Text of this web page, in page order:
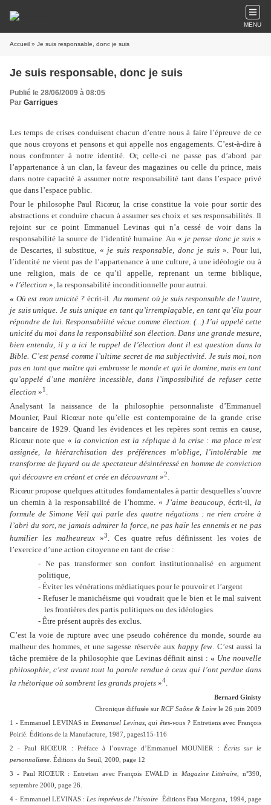
MENU
Accueil » Je suis responsable, donc je suis
Je suis responsable, donc je suis
Publié le 28/06/2009 à 08:05
Par Garrigues
Les temps de crises conduisent chacun d’entre nous à faire l’épreuve de ce
que nous croyons et pensons et qui appelle nos engagements. C’est-à-dire à
nous confronter à notre identité. Or, celle-ci ne passe pas d’abord par
l’appartenance à un clan, la faveur des magazines ou celle du prince, mais
dans notre capacité à assumer notre responsabilité tant dans l’espace privé
que dans l’espace public.
Pour le philosophe Paul Ricœur, la crise constitue la voie pour sortir des
abstractions et conduire chacun à assumer ses choix et ses responsabilités. Il
rejoint sur ce point Emmanuel Levinas qui n’a cessé de voir dans la
responsabilité la source de l’identité humaine. Au « je pense donc je suis»
de Descartes, il substitue, « je suis responsable, donc je suis». Pour lui,
l’identité ne vient pas de l’appartenance à une culture, à une idéologie ou à
une religion, mais de ce qu’il appelle, reprenant un terme biblique,
« l’élection », la responsabilité inconditionnelle pour autrui.
« Où est mon unicité ? écrit-il.Au moment où je suis responsable de l’autre,
je suis unique. Je suis unique en tant qu’irremplaçable, en tant qu’élu pour
répondre de lui. Responsabilité vécue comme élection. (...) J’ai appelé cette
unicité du moi dans la responsabilité son élection. Dans une grande mesure,
bien entendu, il y a ici le rappel de l’élection dont il est question dans la
Bible. C’est pensé comme l’ultime secret de ma subjectivité. Je suis moi, non
pas en tant que maître qui embrasse le monde et qui le domine, mais en tant
qu’appelé d’une manière incessible, dans l’impossibilité de refuser cette
élection »1 .
Analysant la naissance de la philosophie personnaliste d’Emmanuel
Mounier, Paul Ricœur note qu’elle est contemporaine de la grande crise
bancaire de 1929. Quand les évidences et les repères sont remis en cause,
Ricœur note que « la conviction est la réplique à la crise : ma place m’est
assignée, la hiérarchisation des préférences m’oblige, l’intolérable me
transforme de fuyard ou de spectateur désintéressé en homme de conviction
qui découvre en créant et crée en découvrant »2
Ricœur propose quelques attitudes fondamentales à partir desquelles s’ouvre
un chemin à la responsabilité de l’homme. « J’aime beaucoup, écrit-il, la
formule de Simone Veil qui parle des quatre négations : ne rien croire à
l’abri du sort, ne jamais admirer la force, ne pas haïr les ennemis et ne pas
humilier les malheureux»3. Ces quatre refus définissent les voies de
l’exercice d’une action citoyenne en tant de crise :
- Ne pas transformer son confort institutionnalisé en argument
politique,
- Éviter les vénérations médiatiques pour le pouvoir et l’argent
- Refuser le manichéisme qui voudrait que le bien et le mal suivent
les frontières des partis politiques ou des idéologies
- Être présent auprès des exclus.
C’est la voie de rupture avec une pseudo cohérence du monde, sourde au
malheur des hommes, et une sagesse réservée aux happy few. C’est aussi la
tâche première de la philosophie que Levinas définit ainsi :« Une nouvelle
philosophie, c’est avant tout la parole rendue à ceux qui l’ont perdue dans
la rhétorique où sombrent les grands projets »4
Bernard Ginisty
Chronique diffusée sur RCF Saône & Loire le 26 juin 2009
1 - Emmanuel LEVINAS in Emmanuel Levinas, qui êtes-vous ? Entretiens avec François
Poirié. Éditions de la Manufacture, 1987, pages115-116
2 - Paul RICŒUR : Préface à l’ouvrage d’Emmanuel MOUNIER :
Écrits sur le
personnalisme. Éditions du Seuil 2000, page 12
3 - Paul RICŒUR : Entretien avec François EWALD in Magazine Littéraire , n°390,
septembre 2000, page 26.
4 - Emmanuel LEVINAS : Les imprévus de l’histoire
Éditions Fata Morgana, 1994, page